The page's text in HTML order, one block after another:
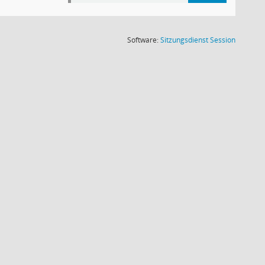
Software:SitzungsdienstSession(Wird in